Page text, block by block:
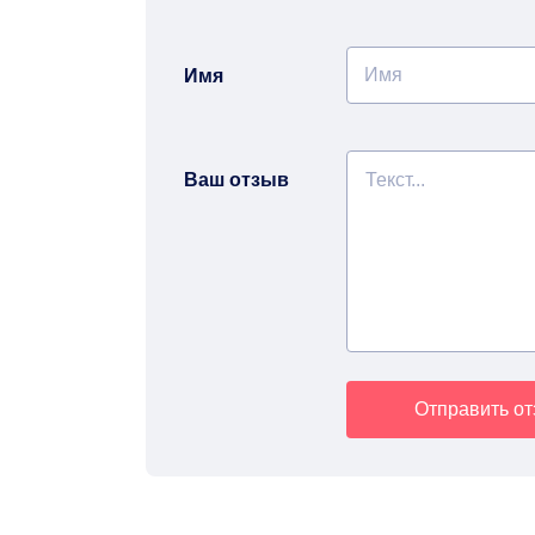
Имя
Ваш отзыв
Отправить